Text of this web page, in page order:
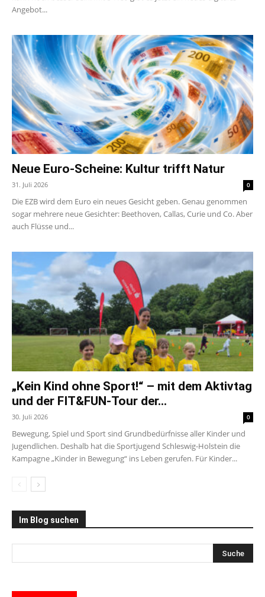
Angebot...
Neue Euro-Scheine: Kultur trifft Natur
31. Juli 2026 0
Die EZB wird dem Euro ein neues Gesicht geben. Genau genommen
sogar mehrere neue Gesichter: Beethoven, Callas, Curie und Co. Aber
auch Flüsse und...
„Kein Kind ohne Sport!“ – mit dem Aktivtag
und der FIT&FUN-Tour der...
30. Juli 2026 0
Bewegung, Spiel und Sport sind Grundbedürfnisse aller Kinder und
Jugendlichen. Deshalb hat die Sportjugend Schleswig-Holstein die
Kampagne „Kinder in Bewegung“ ins Leben gerufen. Für Kinder...
Im Blog suchen